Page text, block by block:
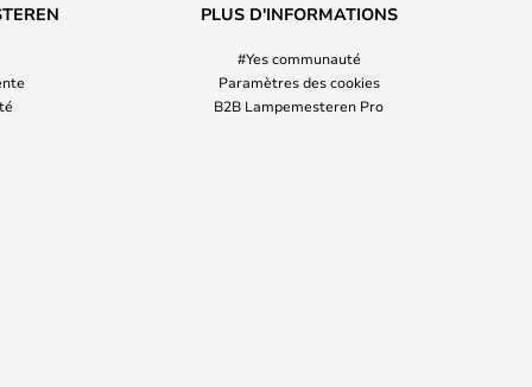
PLUS D'INFORMATIONS
#Yes communauté
Paramètres des cookies
B2B Lampemesteren Pro